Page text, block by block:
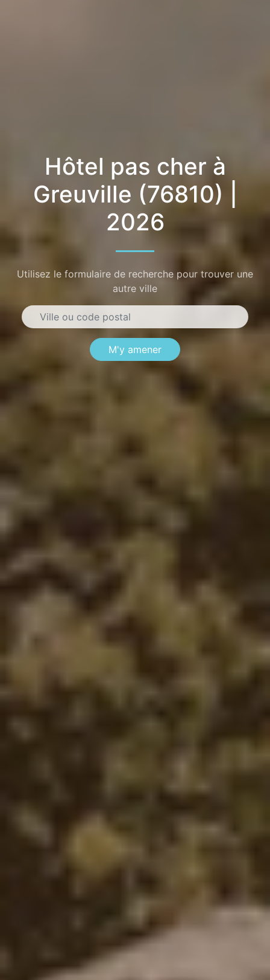
Hôtel pas cher à
Greuville (76810) |
2026
Utilisez le formulaire de recherche pour trouver une
autre ville
M'y amener